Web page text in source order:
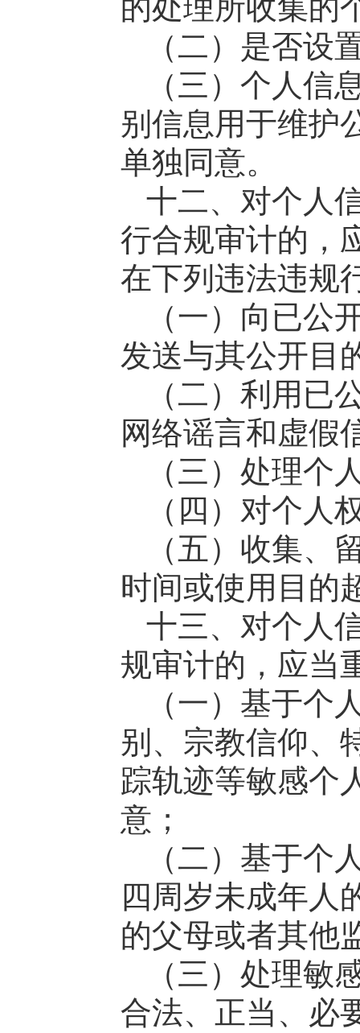
的处理所收集的
（二）是否设
（三）个人信
别信息用于维护
单独同意。
十二、对个人
行合规审计的，
在下列违法违规
（一）向已公
发送与其公开目
（二）利用已
网络谣言和虚假
（三）处理个
（四）对个人
（五）收集、
时间或使用目的
十三、对个人
规审计的，应当
（一）基于个
别、宗教信仰、
踪轨迹等敏感个
意；
（二）基于个
四周岁未成年人
的父母或者其他
（三）处理敏
合法、正当、必